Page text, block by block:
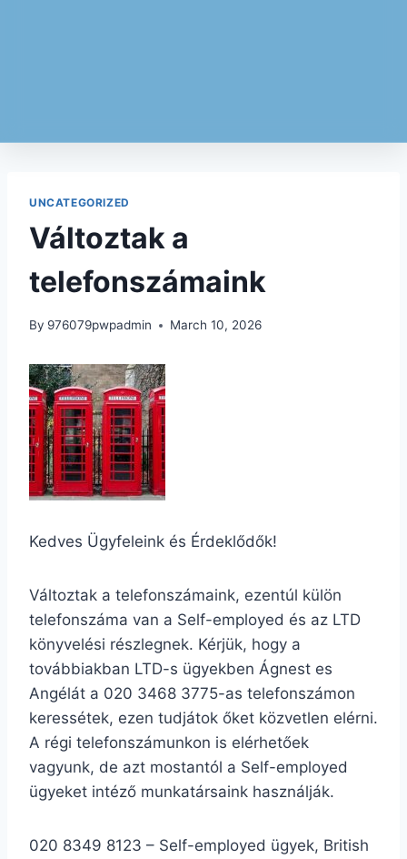
UNCATEGORIZED
Változtak a
telefonszámaink
By 976079pwpadmin March 10, 2026
Kedves Ügyfeleink és Érdeklődők!
Változtak a telefonszámaink, ezentúl külön
telefonszáma van a Self-employed és az LTD
könyvelési részlegnek. Kérjük, hogy a
továbbiakban LTD-s ügyekben Ágnest es
Angélát a 020 3468 3775-as telefonszámon
keressétek, ezen tudjátok őket közvetlen elérni.
A régi telefonszámunkon is elérhetőek
vagyunk, de azt mostantól a Self-employed
ügyeket intéző munkatársaink használják.
020 8349 8123 – Self-employed ügyek, British